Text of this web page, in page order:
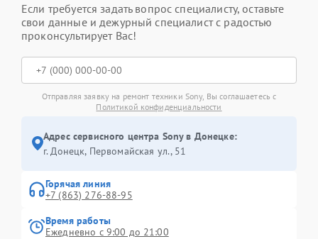
Если требуется задать вопрос специалисту, оставьте
свои данные и дежурный специалист с радостью
проконсультирует Вас!
Отправляя заявку на ремонт техники Sony, Вы соглашаетесь с
Политикой конфиденциальности
Адрес сервисного центра Sony в Донецке:
г. Донецк, Первомайская ул., 51
Горячая линия
+7 (863) 276-88-95
Время работы
Ежедневно с 9:00 до 21:00